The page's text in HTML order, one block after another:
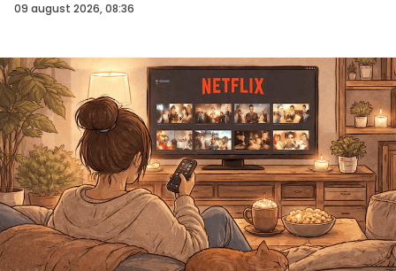
09 august 2026, 08:36